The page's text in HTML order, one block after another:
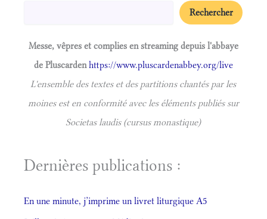
Rechercher
Messe, vêpres et complies en streaming depuis l'abbaye
de Pluscardenhttps://www.pluscardenabbey.org/live
L'ensemble des textes et des partitions chantés par les
moines est en conformité avec les éléments publiés sur
Societas laudis (cursus monastique)
Dernières publications :
En une minute, j’imprime un livret liturgique A5